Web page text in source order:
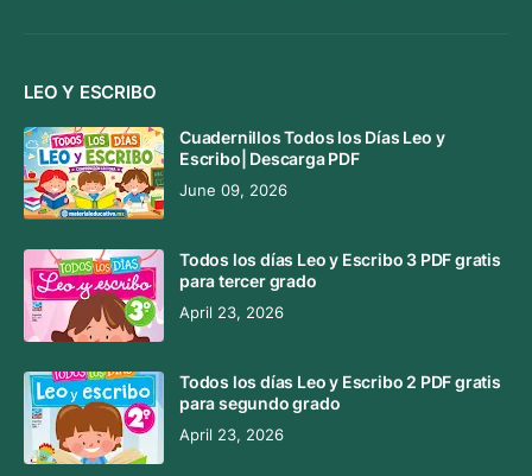
LEO Y ESCRIBO
Cuadernillos Todos los Días Leo y
Escribo| Descarga PDF
June 09, 2026
Todos los días Leo y Escribo 3 PDF gratis
para tercer grado
April 23, 2026
Todos los días Leo y Escribo 2 PDF gratis
para segundo grado
April 23, 2026